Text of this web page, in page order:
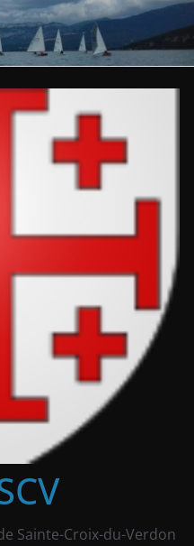
Sainte-Croix-du-Verdon